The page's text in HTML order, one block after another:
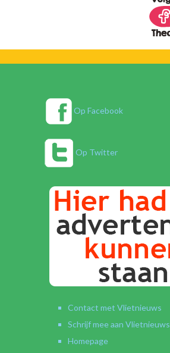
Op Facebook
Op Twitter
Contact met Vlietnieuws
Schrijf mee aan Vlietnieuws
Homepage